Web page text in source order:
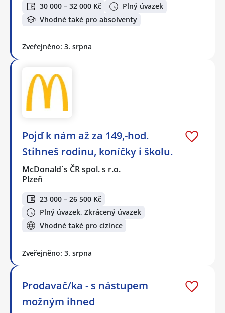
30 000 – 32 000 Kč
Plný úvazek
Vhodné také pro absolventy
Zveřejněno: 3. srpna
Pojď k nám až za 149,-hod.
Stihneš rodinu, koníčky i školu.
McDonald`s ČR spol. s r.o.
Plzeň
23 000 – 26 500 Kč
Plný úvazek, Zkrácený úvazek
Vhodné také pro cizince
Zveřejněno: 3. srpna
Prodavač/ka - s nástupem
možným ihned